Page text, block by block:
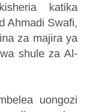
katika
Ahmadi Swafi,
za majira ya
shule za Al-
uongozi